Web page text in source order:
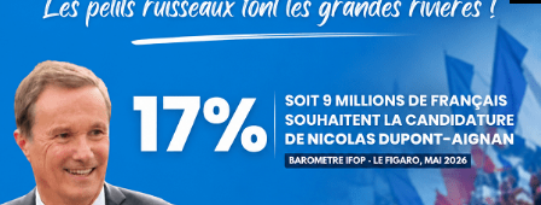
Articles récents